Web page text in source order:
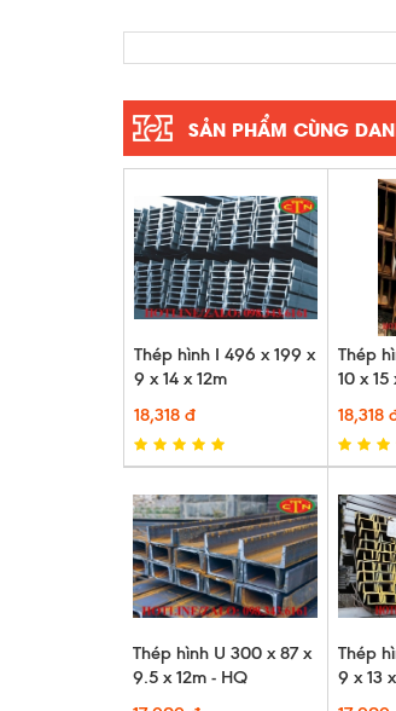
SẢN PHẨM CÙNG
Thép hình I 496 x 199 x
9 x 14 x 12m
18,318 đ
Thép
10 x 15
18,318
Thép hình U 300 x 87 x
9.5 x 12m - HQ
Thép
9 x 13